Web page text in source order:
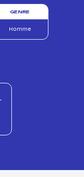
GENRE
Homme